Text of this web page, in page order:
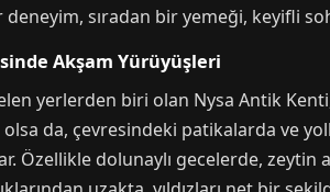
sıradan bir yemeği, keyifli
Akşam Yürüyüşleri
yerlerden biri olan Nysa Antik
da, çevresindeki patikalarda ve
Özellikle dolunaylı gecelerde,